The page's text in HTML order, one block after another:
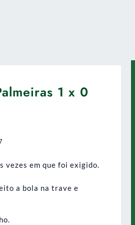
1 x 0
vezes em que foi exigido.
a bola na trave e